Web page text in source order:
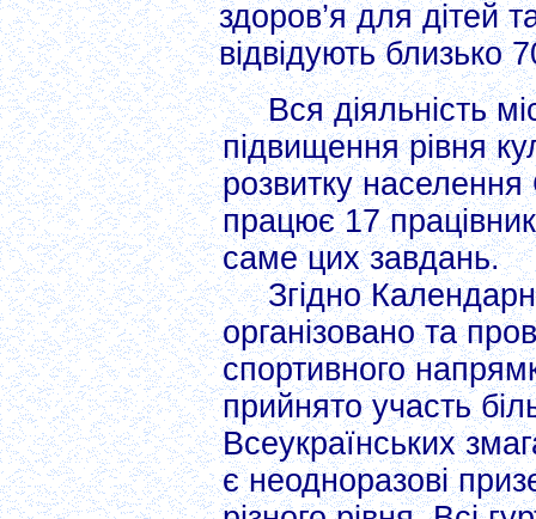
здоров’я для дітей
відвідують близько
Вся діяльність
підвищення рівня
розвитку населення
працює 17
саме цих завдань.
Згідно
організовано та
спортивного
прийнято участь
Всеукраїнських
є неодноразові